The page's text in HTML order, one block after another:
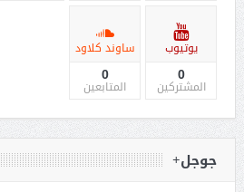
يوتيوب
0
المشتركين
ساوند كلاود
0
المتابعين
جوجل+